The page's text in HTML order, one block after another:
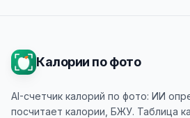
Калории по фото
AI-счетчик калорий по фото: ИИ
посчитает калории, БЖУ. Таблица